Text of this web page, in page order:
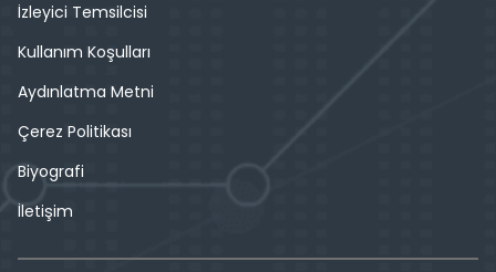
İzleyici Temsilcisi
Kullanım Koşulları
Aydınlatma Metni
Çerez Politikası
Biyografi
İletişim